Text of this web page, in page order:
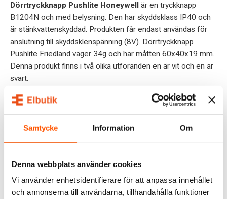
Samtycke Information Om
Denna webbplats använder cookies
Vi använder enhetsidentifierare för att anpassa innehållet
och annonserna till användarna, tillhandahålla funktioner
Dörrtryckknapp Pushlite Honeywell
är en tryckknapp
B1204N och med belysning. Den har skyddsklass IP40 och
är stänkvattenskyddad. Produkten får endast användas för
anslutning till skyddsklenspänning (8V). Dörrtryckknapp
Pushlite Friedland väger 34g och har måtten 60x40x19 mm.
Denna produkt finns i två olika utföranden en är vit och en är
svart.
Tidigare modell var märkt Friedland D723 och innehöll en
FRÅGOR & SVAR